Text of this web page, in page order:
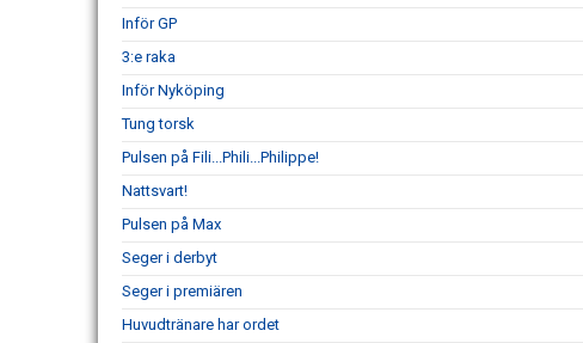
Inför GP
3:e raka
Inför Nyköping
Tung torsk
Pulsen på Fili...Phili...Philippe!
Nattsvart!
Pulsen på Max
Seger i derbyt
Seger i premiären
Huvudtränare har ordet